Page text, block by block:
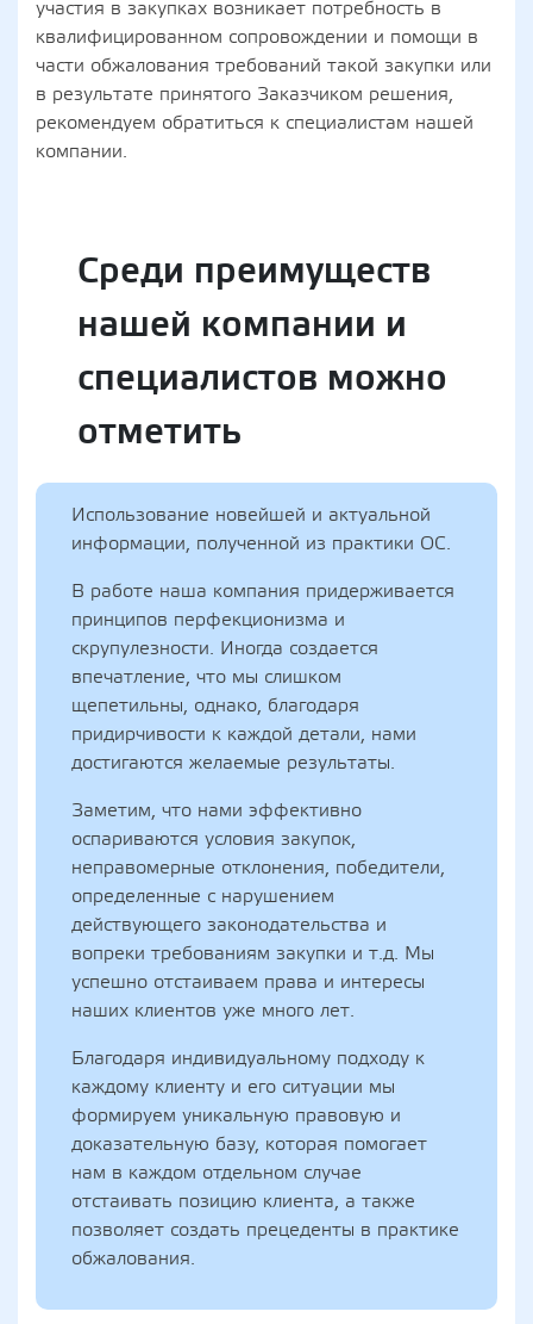
участия в закупках возникает потребность в
квалифицированном сопровождении и помощи в
части обжалования требований такой закупки или
в результате принятого Заказчиком решения,
рекомендуем обратиться к специалистам нашей
компании.
Среди преимуществ
нашей компании и
специалистов можно
отметить
Использование новейшей и актуальной
информации, полученной из практики ОС.
В работе наша компания придерживается
принципов перфекционизма и
скрупулезности. Иногда создается
впечатление, что мы слишком
щепетильны, однако, благодаря
придирчивости к каждой детали, нами
достигаются желаемые результаты.
Заметим, что нами эффективно
оспариваются условия закупок,
неправомерные отклонения, победители,
определенные с нарушением
действующего законодательства и
вопреки требованиям закупки и т.д. Мы
успешно отстаиваем права и интересы
наших клиентов уже много лет.
Благодаря индивидуальному подходу к
каждому клиенту и его ситуации мы
формируем уникальную правовую и
доказательную базу, которая помогает
нам в каждом отдельном случае
отстаивать позицию клиента, а также
позволяет создать прецеденты в практике
обжалования.